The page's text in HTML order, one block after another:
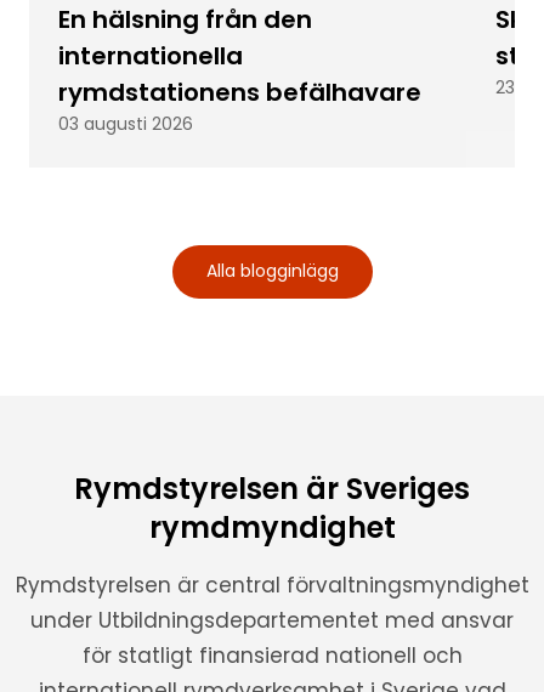
En hälsning från den
internationella
rymdstationens befälhavare
03 augusti 2026
23
Alla blogginlägg
Rymdstyrelsen är Sveriges
rymdmyndighet
Rymdstyrelsen är central förvaltningsmyndighet
under Utbildningsdepartementet med ansvar
för statligt finansierad nationell och